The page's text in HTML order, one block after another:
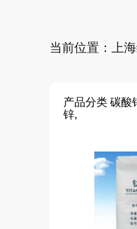
当前位置：上
产品分类 碳酸
锌,